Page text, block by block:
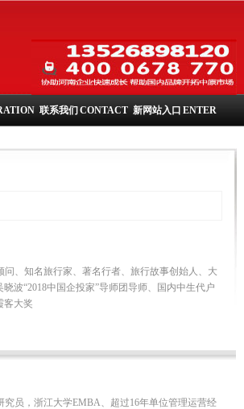
联系我们 CONTACT 新网站入口 ENTER
、知名旅行家、著名行者、旅行故事创始人、大
波“2018中国企投家”导师团导师、国内中生代户
客大奖
员，浙江大学EMBA、超过16年单位管理运营经